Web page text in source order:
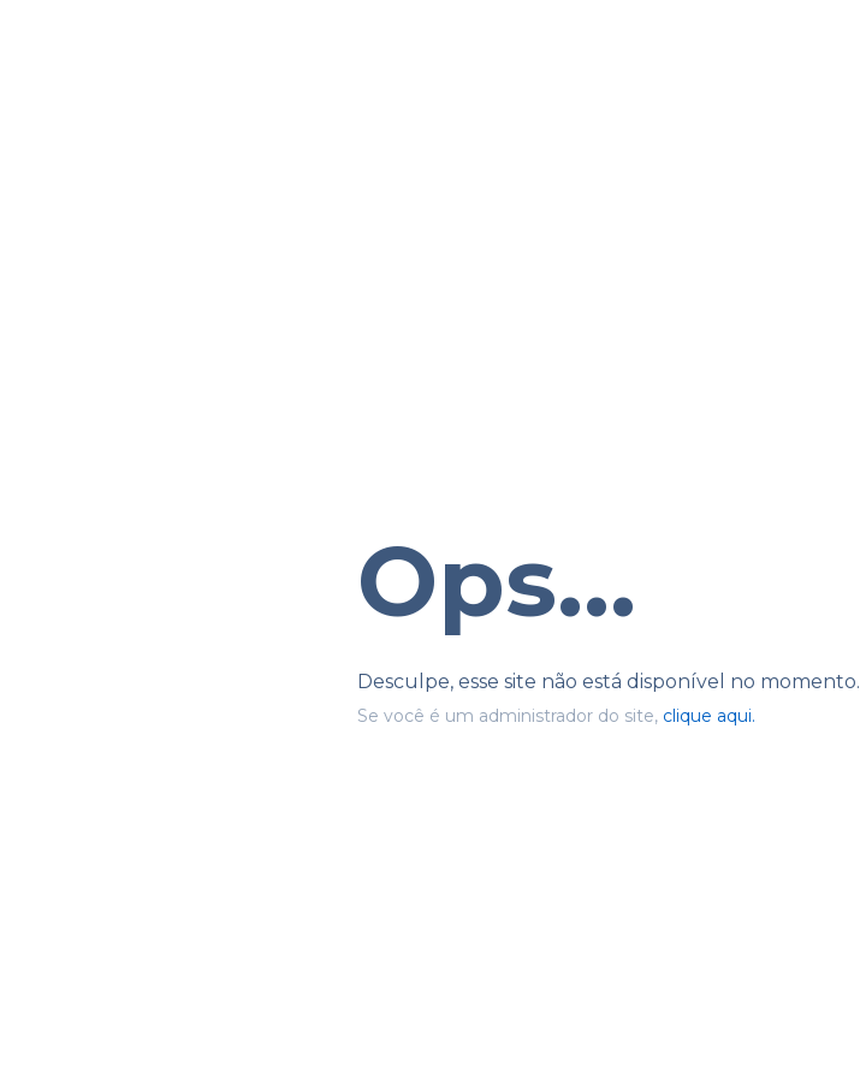
Ops...
Desculpe, esse site não está disponível no momento.
Se você é um administrador do site, clique aqui.